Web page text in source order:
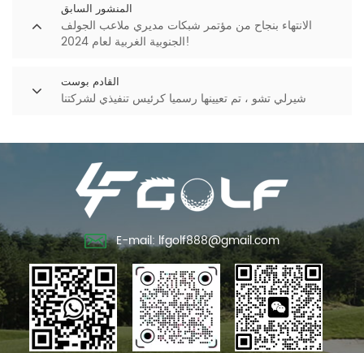
المنشور السابق
الانتهاء بنجاح من مؤتمر شبكات مديري ملاعب الجولف
الجنوبية الغربية لعام 2024!
القادم بوست
شيرلي تشو ، تم تعيينها رسميا كرئيس تنفيذي لشركتنا
E-mail: lfgolf888@gmail.com